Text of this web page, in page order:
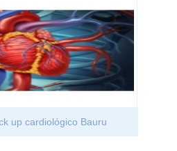
up cardiológico Bauru